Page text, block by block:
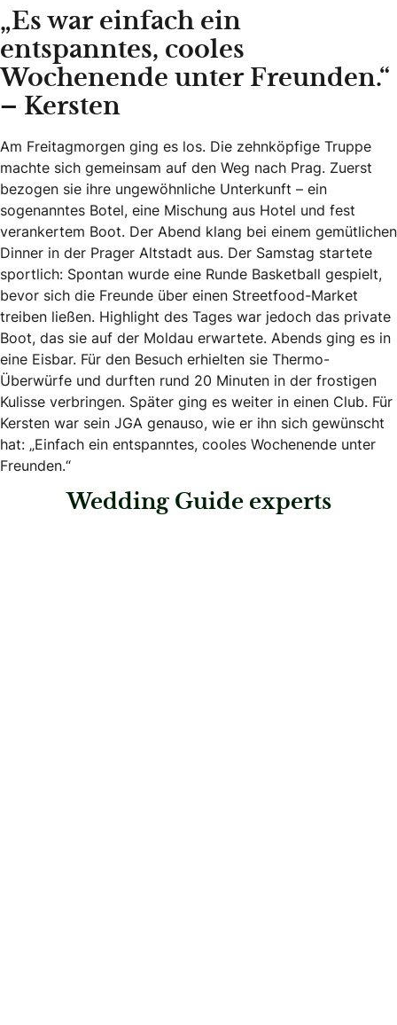
„Es war einfach ein
entspanntes, cooles
Wochenende unter Freunden.“
– Kersten
Am Freitagmorgen ging es los. Die zehnköpfige Truppe
machte sich gemeinsam auf den Weg nach Prag. Zuerst
bezogen sie ihre ungewöhnliche Unterkunft – ein
sogenanntes Botel, eine Mischung aus Hotel und fest
verankertem Boot. Der Abend klang bei einem gemütlichen
Dinner in der Prager Altstadt aus. Der Samstag startete
sportlich: Spontan wurde eine Runde Basketball gespielt,
bevor sich die Freunde über einen Streetfood-Market
treiben ließen. Highlight des Tages war jedoch das private
Boot, das sie auf der Moldau erwartete. Abends ging es in
eine Eisbar. Für den Besuch erhielten sie Thermo-
Überwürfe und durften rund 20 Minuten in der frostigen
Kulisse verbringen. Später ging es weiter in einen Club. Für
Kersten war sein JGA genauso, wie er ihn sich gewünscht
hat: „Einfach ein entspanntes, cooles Wochenende unter
Freunden.“
Wedding Guide experts